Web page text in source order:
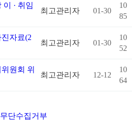
이 · 취임
최고관리자 01-30
10
85
자료(2
최고관리자 01-30
10
52
원회 위
최고관리자 12-12
10
64
단수집거부